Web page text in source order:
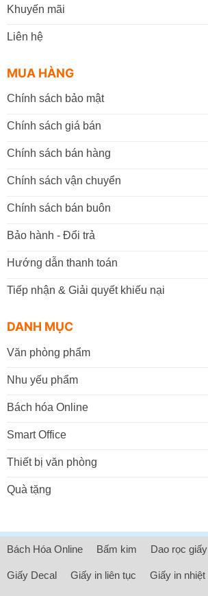
Khuyến mãi
Liên hệ
MUA HÀNG
Chính sách bảo mật
Chính sách giá bán
Chính sách bán hàng
Chính sách vận chuyển
Chính sách bán buôn
Bảo hành - Đổi trả
Hướng dẫn thanh toán
Tiếp nhận & Giải quyết khiếu nại
DANH MỤC
Văn phòng phẩm
Nhu yếu phẩm
Bách hóa Online
Smart Office
Thiết bị văn phòng
Quà tặng
Bách Hóa Online Bấm kim Dao rọc giấy
Giấy Decal Giấy in liên tục Giấy in nhiệt